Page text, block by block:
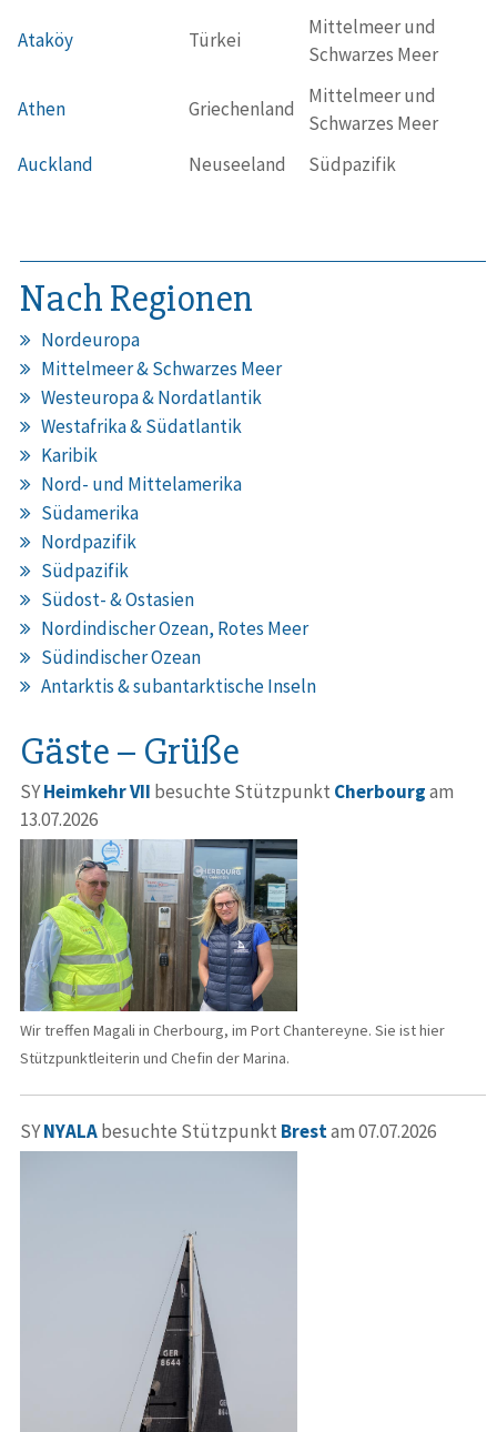
Ataköy Türkei
Mittelmeer und
Schwarzes Meer
Athen Griechenland
Mittelmeer und
Schwarzes Meer
Auckland
Neuseeland Südpazifik
Nach Regionen
Nordeuropa
Mittelmeer & Schwarzes Meer
Westeuropa & Nordatlantik
Westafrika & Südatlantik
Karibik
Nord- und Mittelamerika
Südamerika
Nordpazifik
Südpazifik
Südost- & Ostasien
Nordindischer Ozean, Rotes Meer
Südindischer Ozean
Antarktis & subantarktische Inseln
Gäste – Grüße
SYHeimkehr VII besuchte Stützpunkt Cherbourgam
13.07.2026
Wir treffen Magali in Cherbourg, im Port Chantereyne. Sie ist hier
Stützpunktleiterin und Chefin der Marina.
SYNYALAbesuchte Stützpunkt Brestam 07.07.2026